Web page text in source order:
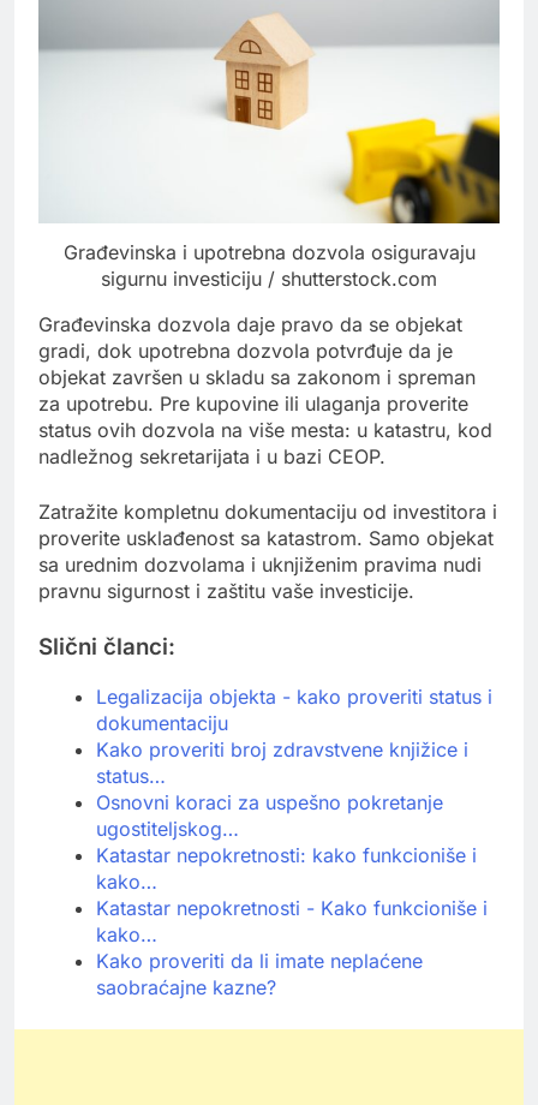
Građevinska i upotrebna dozvola osiguravaju
sigurnu investiciju / shutterstock.com
Građevinska dozvola daje pravo da se objekat
gradi, dok upotrebna dozvola potvrđuje da je
objekat završen u skladu sa zakonom i spreman
za upotrebu. Pre kupovine ili ulaganja proverite
status ovih dozvola na više mesta: u katastru, kod
nadležnog sekretarijata i u bazi CEOP.
Zatražite kompletnu dokumentaciju od investitora i
proverite usklađenost sa katastrom. Samo objekat
sa urednim dozvolama i uknjiženim pravima nudi
pravnu sigurnost i zaštitu vaše investicije.
Slični članci:
Legalizacija objekta - kako proveriti status i
dokumentaciju
Kako proveriti broj zdravstvene knjižice i
status…
Osnovni koraci za uspešno pokretanje
ugostiteljskog…
Katastar nepokretnosti: kako funkcioniše i
kako…
Katastar nepokretnosti - Kako funkcioniše i
kako…
Kako proveriti da li imate neplaćene
saobraćajne kazne?